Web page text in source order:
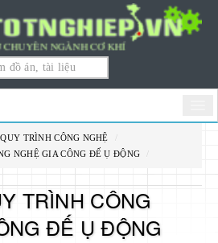
TRÌNH CÔNG NGHỆ
NGHỆ GIA CÔNG ĐẾ Ụ ĐỘNG
TRÌNH CÔNG
ĐẾ Ụ ĐỘNG